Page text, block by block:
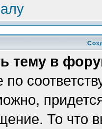
тему в
по
То что